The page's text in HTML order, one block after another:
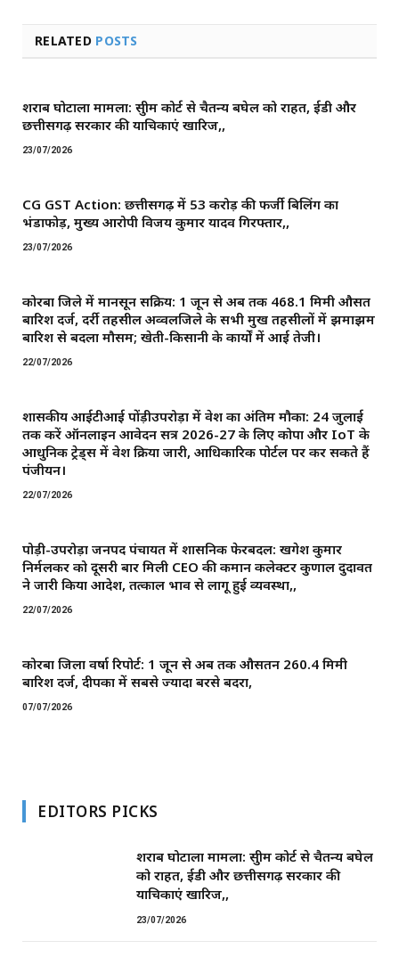
RELATED POSTS
शराब घोटाला मामला: सुप्रीम कोर्ट से चैतन्य बघेल को राहत, ईडी और
छत्तीसगढ़ सरकार की याचिकाएं खारिज,,
23/07/2026
CG GST Action: छत्तीसगढ़ में 53 करोड़ की फर्जी बिलिंग का
भंडाफोड़, मुख्य आरोपी विजय कुमार यादव गिरफ्तार,,
23/07/2026
कोरबा जिले में मानसून सक्रिय: 1 जून से अब तक 468.1 मिमी औसत
बारिश दर्ज, दर्री तहसील अव्वलजिले के सभी प्रमुख तहसीलों में झमाझम
बारिश से बदला मौसम; खेती-किसानी के कार्यों में आई तेजी।
22/07/2026
शासकीय आईटीआई पोंड़ीउपरोड़ा में प्रवेश का अंतिम मौका: 24 जुलाई
तक करें ऑनलाइन आवेदन सत्र 2026-27 के लिए कोपा और IoT के
आधुनिक ट्रेड्स में प्रवेश प्रक्रिया जारी, आधिकारिक पोर्टल पर कर सकते हैं
पंजीयन।
22/07/2026
पोड़ी-उपरोड़ा जनपद पंचायत में प्रशासनिक फेरबदल: खगेश कुमार
निर्मलकर को दूसरी बार मिली CEO की कमान ​कलेक्टर कुणाल दुदावत
ने जारी किया आदेश, तत्काल प्रभाव से लागू हुई व्यवस्था,,
22/07/2026
कोरबा जिला वर्षा रिपोर्ट: 1 जून से अब तक औसतन 260.4 मिमी
बारिश दर्ज, दीपका में सबसे ज्यादा बरसे बदरा,
07/07/2026
EDITORS PICKS
शराब घोटाला मामला: सुप्रीम कोर्ट से चैतन्य बघेल
को राहत, ईडी और छत्तीसगढ़ सरकार की
याचिकाएं खारिज,,
23/07/2026